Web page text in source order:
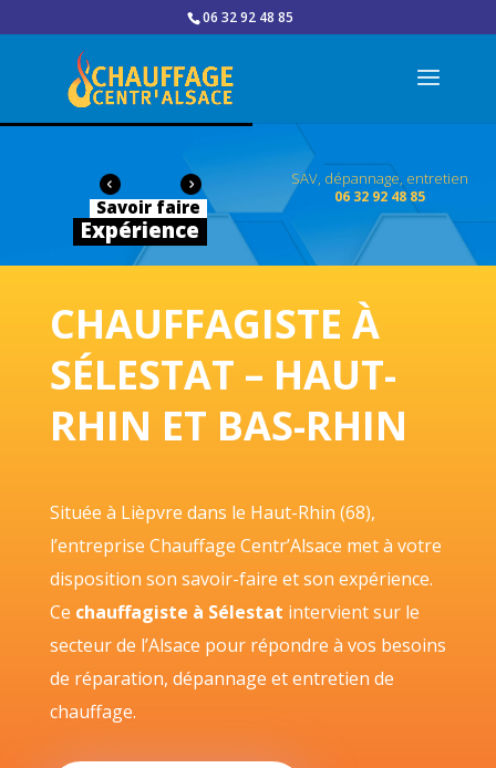
06 32 92 48 85
SAV, dépannage, entretien
Expérience
Savoir faire 06 32 92 48 85
CHAUFFAGISTE À
SÉLESTAT – HAUT-
RHIN ET BAS-RHIN
Située à Lièpvre dans le Haut-Rhin (68),
l’entreprise Chauffage Centr’Alsace met à votre
disposition son savoir-faire et son expérience.
Ce chauffagiste à Sélestat intervient sur le
secteur de l’Alsace pour répondre à vos besoins
de réparation, dépannage et entretien de
chauffage.